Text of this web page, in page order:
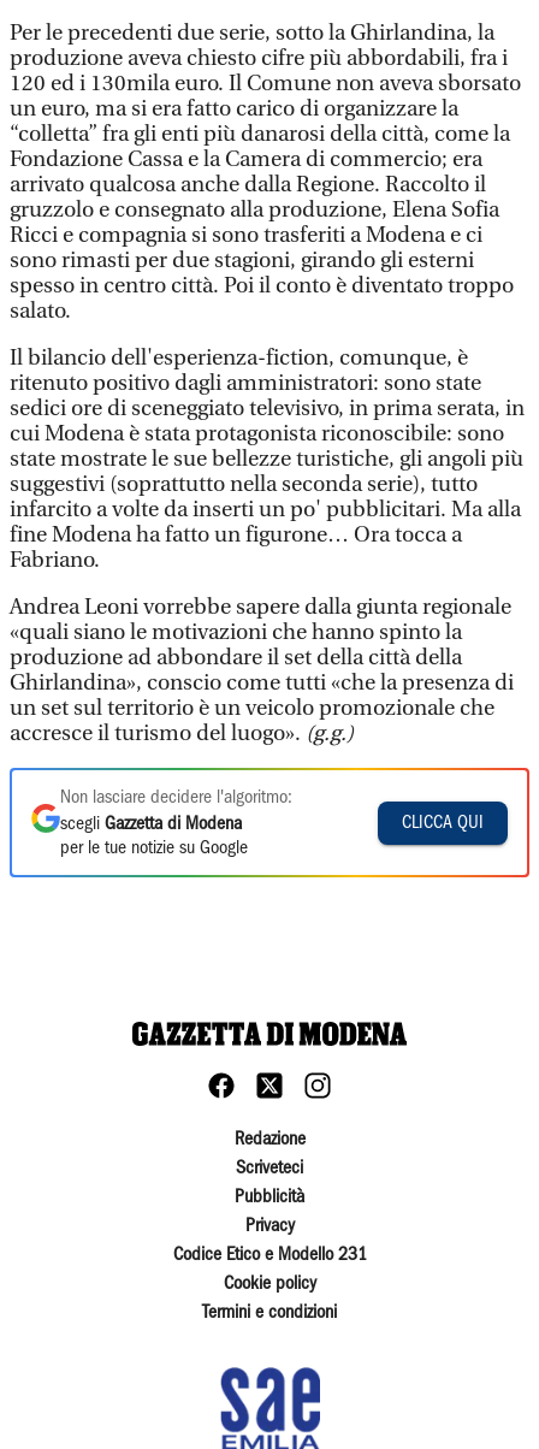
Per le precedenti due serie, sotto la Ghirlandina, la
produzione aveva chiesto cifre più abbordabili, fra i
120 ed i 130mila euro. Il Comune non aveva sborsato
un euro, ma si era fatto carico di organizzare la
“colletta” fra gli enti più danarosi della città, come la
Fondazione Cassa e la Camera di commercio; era
arrivato qualcosa anche dalla Regione. Raccolto il
gruzzolo e consegnato alla produzione, Elena Sofia
Ricci e compagnia si sono trasferiti a Modena e ci
sono rimasti per due stagioni, girando gli esterni
spesso in centro città. Poi il conto è diventato troppo
salato.
Il bilancio dell'esperienza-fiction, comunque, è
ritenuto positivo dagli amministratori: sono state
sedici ore di sceneggiato televisivo, in prima serata, in
cui Modena è stata protagonista riconoscibile: sono
state mostrate le sue bellezze turistiche, gli angoli più
suggestivi (soprattutto nella seconda serie), tutto
infarcito a volte da inserti un po' pubblicitari. Ma alla
fine Modena ha fatto un figurone… Ora tocca a
Fabriano.
Andrea Leoni vorrebbe sapere dalla giunta regionale
«quali siano le motivazioni che hanno spinto la
produzione ad abbondare il set della città della
Ghirlandina», conscio come tutti «che la presenza di
un set sul territorio è un veicolo promozionale che
accresce il turismo del luogo». (g.g.)
Non lasciare decidere l'algoritmo:
scegli Gazzetta di Modena
per le tue notizie su Google
CLICCA QUI
Redazione
Scriveteci
Pubblicità
Privacy
Codice Etico e Modello 231
Cookie policy
Termini e condizioni